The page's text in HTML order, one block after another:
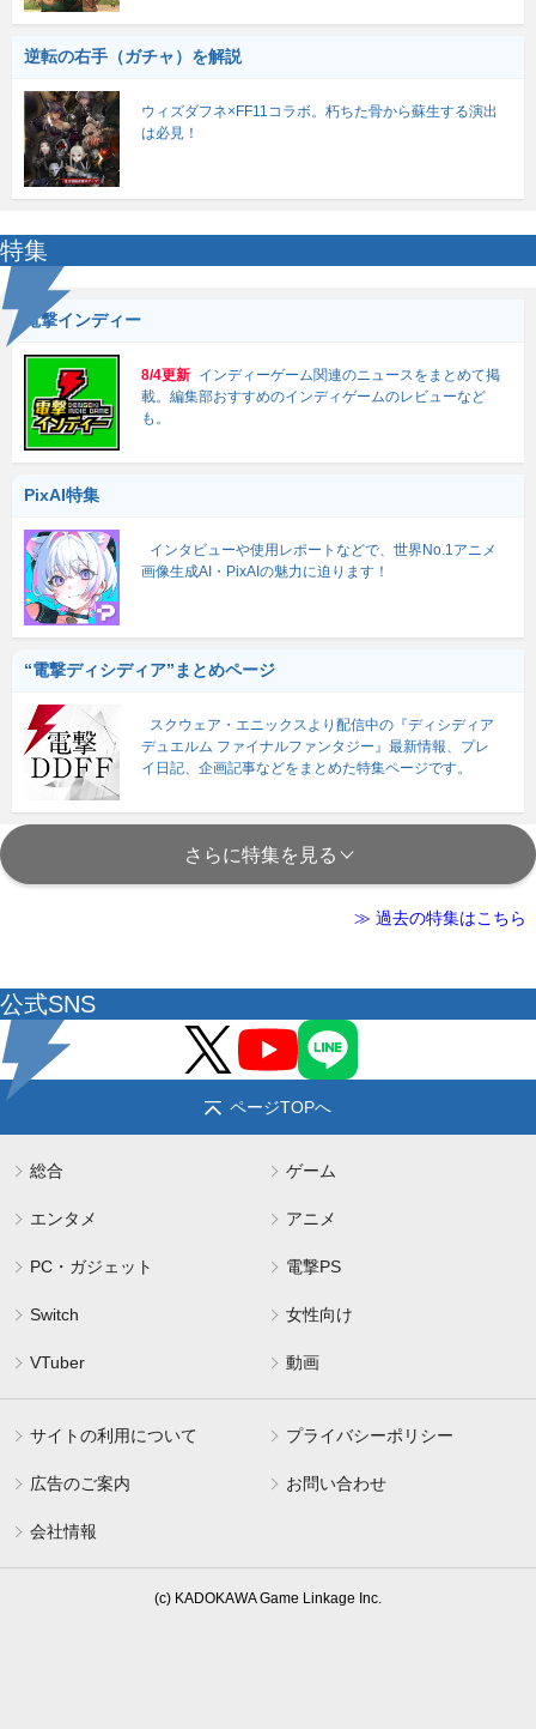
逆転の右手（ガチャ）を解説
ウィズダフネ×FF11コラボ。朽ちた骨から蘇生する演出
は必見！
特集
電撃インディー
8/4更新 インディーゲーム関連のニュースをまとめて掲
載。編集部おすすめのインディゲームのレビューなど
も。
PixAI特集
インタビューや使用レポートなどで、世界No.1アニメ
画像生成AI・PixAIの魅力に迫ります！
“電撃ディシディア”まとめページ
スクウェア・エニックスより配信中の『ディシディア
デュエルム ファイナルファンタジー』最新情報、プレ
イ日記、企画記事などをまとめた特集ページです。
さらに特集を見る
≫ 過去の特集はこちら
公式SNS
ページTOPへ
総合 ゲーム
エンタメ アニメ
PC・ガジェット 電撃PS
Switch 女性向け
VTuber 動画
サイトの利用について プライバシーポリシー
広告のご案内 お問い合わせ
会社情報
(c) KADOKAWA Game Linkage Inc.